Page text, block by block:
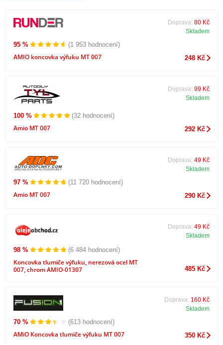
95 % (1 953 hodnocení)
AMIO koncovka výfuku MT 007
Doprava: 80 Kč
Skladem
248 Kč
100 % (32 hodnocení)
Amio MT 007
Doprava: 99 Kč
Skladem
292 Kč
97 % (11 720 hodnocení)
Amio MT 007
Doprava: 49 Kč
Skladem
290 Kč
98 % (6 484 hodnocení)
Koncovka tlumiče výfuku, nerezová ocel MT
007, chrom AMIO-01307
Doprava: 49 Kč
Skladem
485 Kč
70 % (613 hodnocení)
AMiO Koncovka tlumiče výfuku MT 007
Doprava: 160 Kč
Skladem
350 Kč